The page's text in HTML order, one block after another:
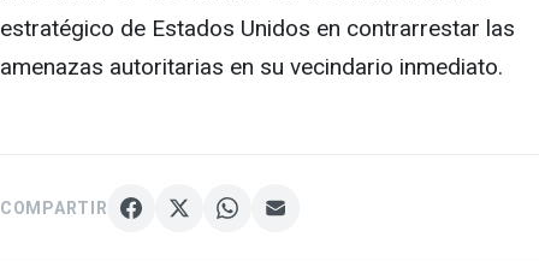
estratégico de Estados Unidos en contrarrestar las
amenazas autoritarias en su vecindario inmediato.
COMPARTIR